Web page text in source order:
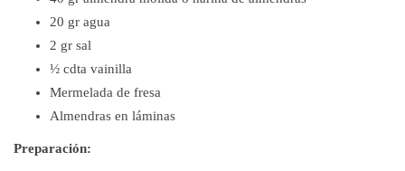
20 gr agua
2 gr sal
½ cdta vainilla
Mermelada de fresa
Almendras en láminas
Preparación: